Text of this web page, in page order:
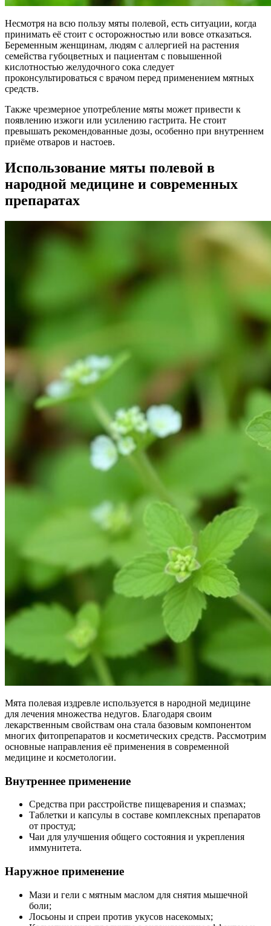
Несмотря на всю пользу мяты полевой, есть ситуации, когда
принимать её стоит с осторожностью или вовсе отказаться.
Беременным женщинам, людям с аллергией на растения
семейства губоцветных и пациентам с повышенной
кислотностью желудочного сока следует
проконсультироваться с врачом перед применением мятных
средств.
Также чрезмерное употребление мяты может привести к
появлению изжоги или усилению гастрита. Не стоит
превышать рекомендованные дозы, особенно при внутреннем
приёме отваров и настоев.
Использование мяты полевой в
народной медицине и современных
препаратах
Мята полевая издревле используется в народной медицине
для лечения множества недугов. Благодаря своим
лекарственным свойствам она стала базовым компонентом
многих фитопрепаратов и косметических средств. Рассмотрим
основные направления её применения в современной
медицине и косметологии.
Внутреннее применение
Средства при расстройстве пищеварения и спазмах;
Таблетки и капсулы в составе комплексных препаратов
от простуд;
Чаи для улучшения общего состояния и укрепления
иммунитета.
Наружное применение
Мази и гели с мятным маслом для снятия мышечной
боли;
Лосьоны и спреи против укусов насекомых;